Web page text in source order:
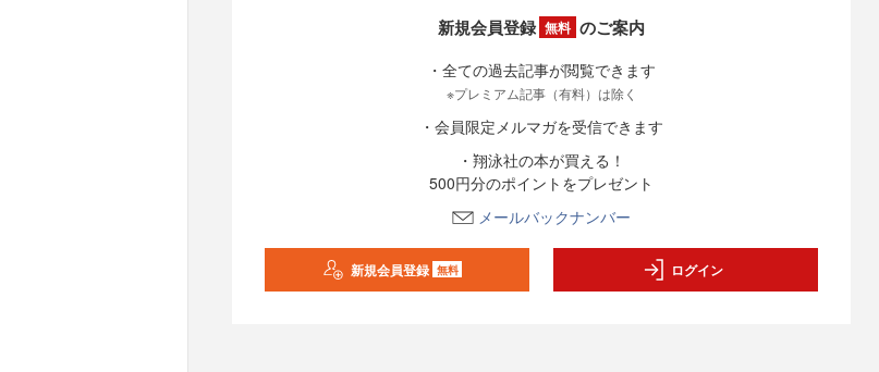
新規会員登録 無料 のご案内
・全ての過去記事が閲覧できます
※プレミアム記事（有料）は除く
・会員限定メルマガを受信できます
・翔泳社の本が買える！
500円分のポイントをプレゼント
メールバックナンバー
新規会員登録 無料 ログイン